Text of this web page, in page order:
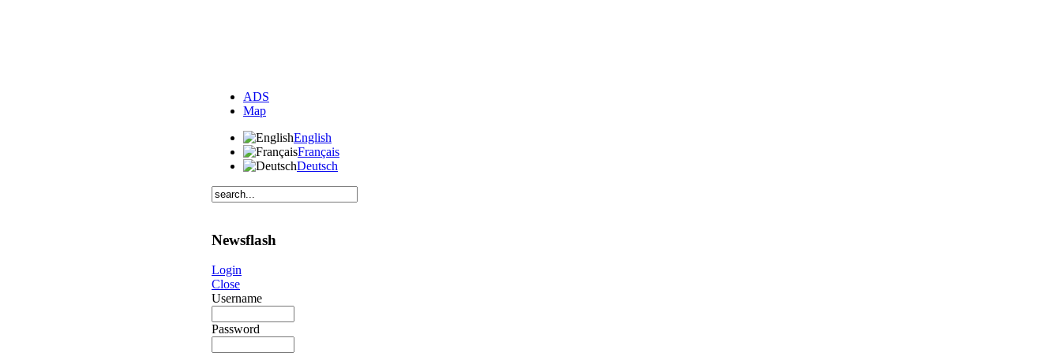
ADS
Map
English
Français
Deutsch
Newsflash
Login
Close
Username
Password